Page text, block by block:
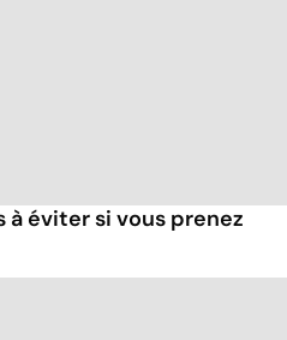
éviter si vous prenez